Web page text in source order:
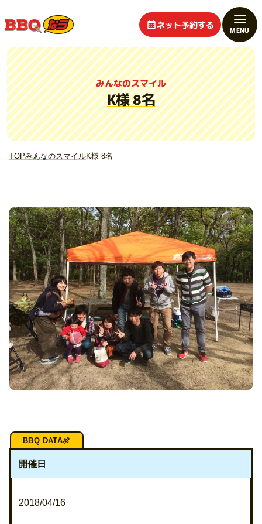
ネット予約する
みんなのスマイル
K様 8名
TOPみんなのスマイルK様 8名
開催日
2018/04/16